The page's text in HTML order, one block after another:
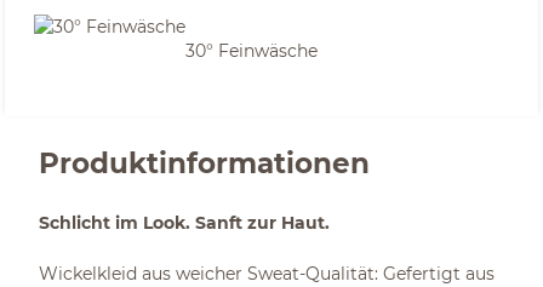
30° Feinwäsche
Produktinformationen
Schlicht im Look. Sanft zur Haut.
Wickelkleid aus weicher Sweat-Qualität: Gefertigt aus